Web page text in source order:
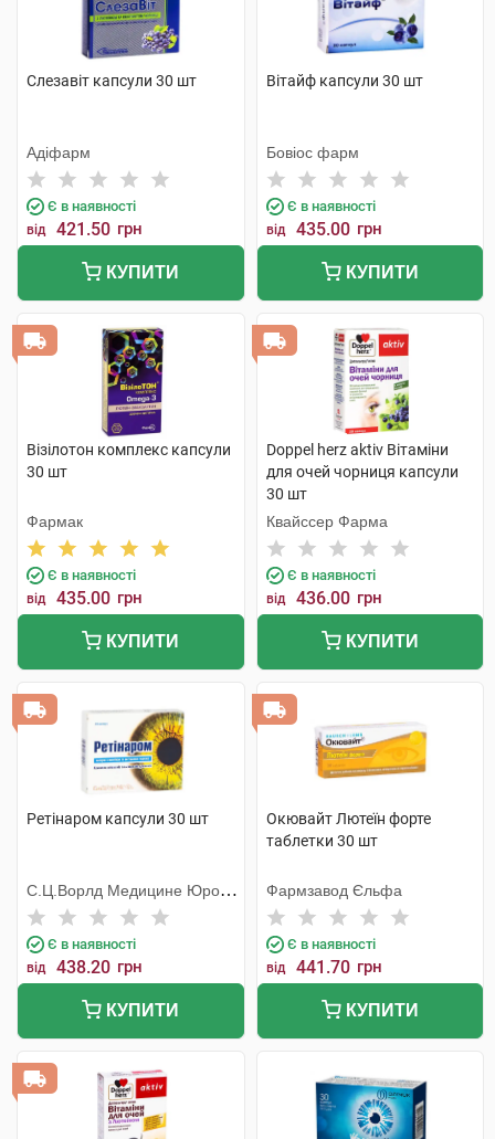
Слезавіт капсули 30 шт
Адіфарм
Є в наявності
від 421.50 грн
КУПИТИ
Вітайф капсули 30 шт
Бовіос фарм
Є в наявності
від 435.00 грн
КУПИТИ
Візілотон комплекс капсули
30 шт
Фармак
Є в наявності
від 435.00 грн
КУПИТИ
Doppel herz aktiv Вітаміни
для очей чорниця капсули
30 шт
Квайссер Фарма
Є в наявності
від 436.00 грн
КУПИТИ
Ретінаром капсули 30 шт
С.Ц.Ворлд Медицине Юропе
С.Р.Л.
Є в наявності
від 438.20 грн
КУПИТИ
Окювайт Лютеїн форте
таблетки 30 шт
Фармзавод Єльфа
Є в наявності
від 441.70 грн
КУПИТИ